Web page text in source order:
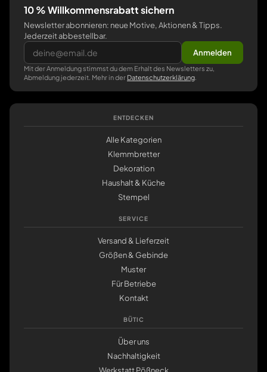
10 % Willkommensrabatt sichern
Newsletter abonnieren: neue Motive, Aktionen & Tipps.
Jederzeit abbestellbar.
Anmelden
Mit der Anmeldung stimmst du dem Erhalt des Newsletters zu,
Abmeldung jederzeit. Mehr in der Datenschutzerklärung
ENTDECKEN
Alle Kategorien
Klemmbretter
Dekoration
Haushalt & Küche
Stempel
SERVICE
Versand & Lieferzeit
Größen & Gebinde
Muster
Für Betriebe
Kontakt
BÜTIC
Über uns
Nachhaltigkeit